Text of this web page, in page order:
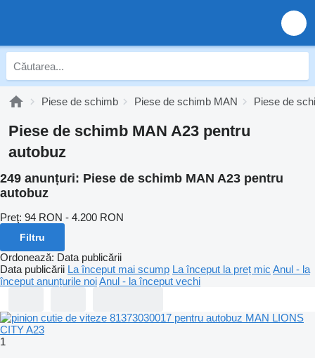
Piese de schimb Piese de schimb MAN Piese de
Piese de schimb MAN A23 pentru
autobuz
249 anunțuri: Piese de schimb MAN A23 pentru
autobuz
Preţ: 94 RON - 4.200 RON
Filtru
Ordonează: Data publicării
Data publicării La început mai scump La început la preț mic Anul - la
început anunțurile noiAnul - la început vechi
1